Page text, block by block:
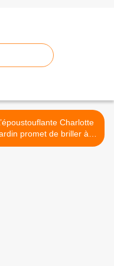
Charlotte
promet de briller à la
rentrée ! >